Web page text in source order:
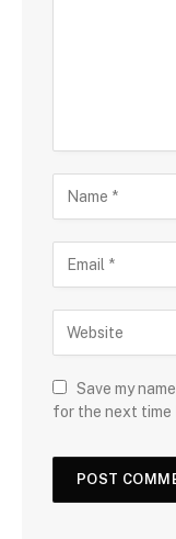
Save my
for the next time